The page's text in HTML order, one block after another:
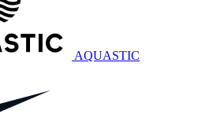
AQUASTIC